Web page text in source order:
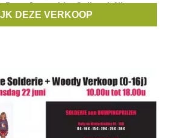
,Pepe Jeans,hip,Gallucci,Ninette en
DEZE VERKOOP